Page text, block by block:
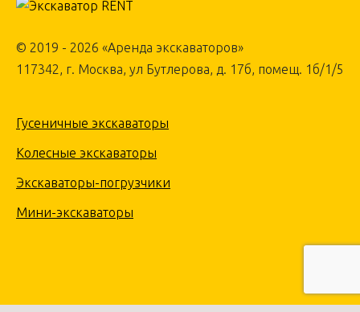
Гусеничные экскаваторы
Колесные экскаваторы
Экскаваторы-погрузчики
Мини-экскаваторы
© 2019 - 2026 «Аренда экскаваторов»
117342, г. Москва, ул Бутлерова, д. 17б, помещ. 1б/1/5